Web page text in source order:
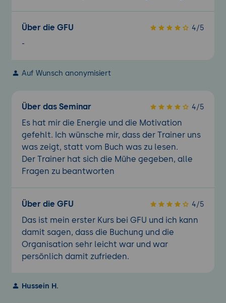
Über die GFU 4/5
-
Auf Wunsch anonymisiert
Über das Seminar 4/5
Es hat mir die Energie und die Motivation
gefehlt. Ich wünsche mir, dass der Trainer uns
was zeigt, statt vom Buch was zu lesen.
Der Trainer hat sich die Mühe gegeben, alle
Fragen zu beantworten
Über die GFU 4/5
Das ist mein erster Kurs bei GFU und ich kann
damit sagen, dass die Buchung und die
Organisation sehr leicht war und war
persönlich damit zufrieden.
Hussein H.